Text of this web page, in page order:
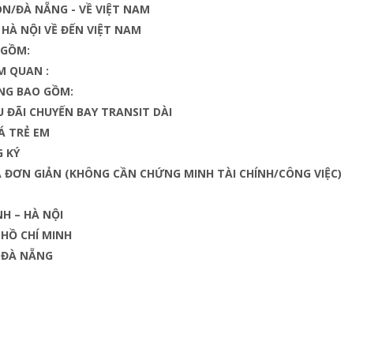
ĐÀ NẴNG - VỀ VIỆT NAM
NỘI VỀ ĐẾN VIỆT NAM
QUAN :
BAO GỒM:
ĐÃI CHUYẾN BAY TRANSIT DÀI
TRẺ EM
KÝ
ĐƠN GIẢN (KHÔNG CẦN CHỨNG MINH TÀI CHÍNH/CÔNG VIỆC)
– HÀ NỘI
CHÍ MINH
NẴNG